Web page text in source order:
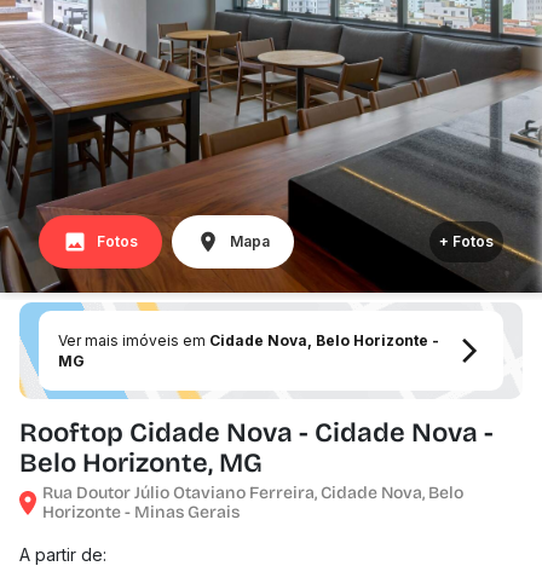
Fotos Mapa + Fotos
Ver mais imóveis em Cidade Nova, Belo Horizonte -
MG
Rooftop Cidade Nova - Cidade Nova -
Belo Horizonte, MG
Rua Doutor Júlio Otaviano Ferreira, Cidade Nova, Belo
Horizonte - Minas Gerais
A partir de: